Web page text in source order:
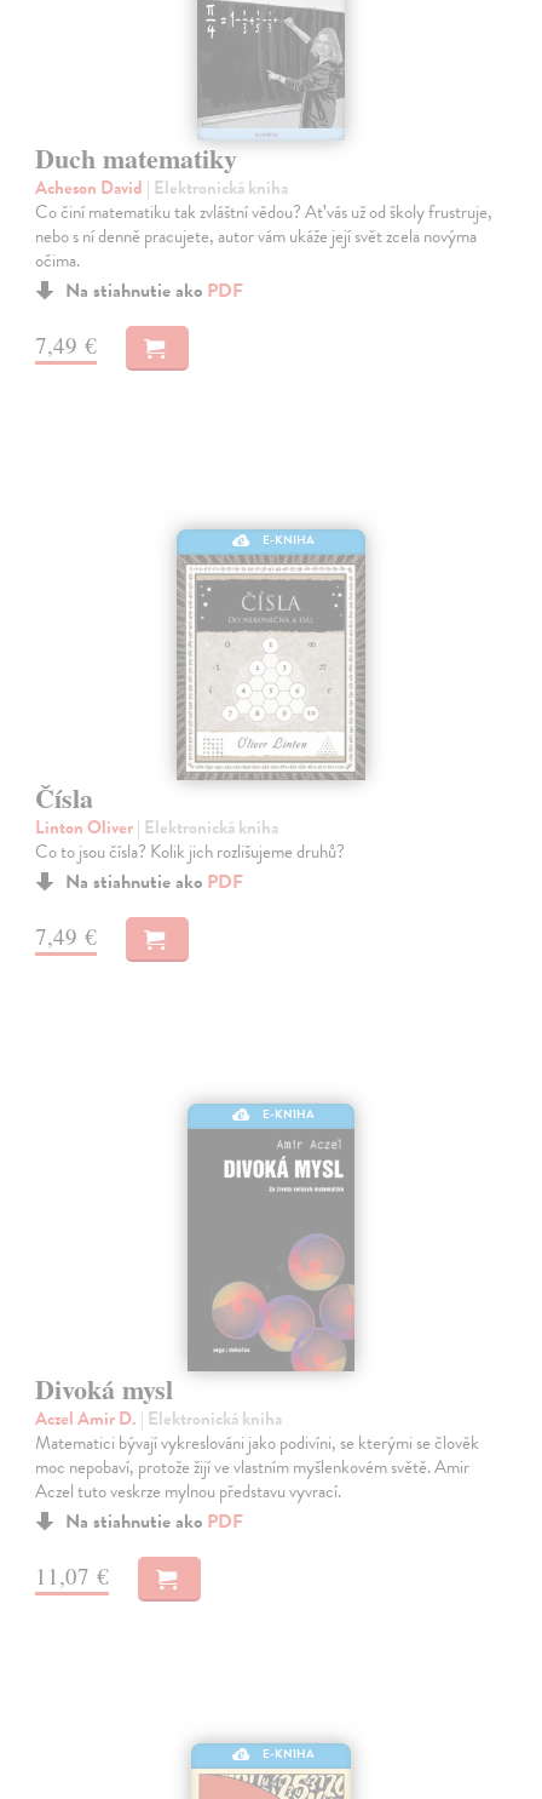
Duch matematiky
Acheson David | Elektronická kniha
Co činí matematiku tak zvláštní vědou? Ať vás už od školy frustruje,
nebo s ní denně pracujete, autor vám ukáže její svět zcela novýma
očima.
Na stiahnutie ako PDF
7,49 €
E-KNIHA
Čísla
Linton Oliver| Elektronická kniha
Co to jsou čísla? Kolik jich rozlišujeme druhů?
Na stiahnutie ako PDF
7,49 €
E-KNIHA
Divoká mysl
Aczel Amir D. | Elektronická kniha
Matematici bývají vykreslováni jako podivíni, se kterými se člověk
moc nepobaví, protože žijí ve vlastním myšlenkovém světě. Amir
Aczel tuto veskrze mylnou představu vyvrací.
Na stiahnutie ako PDF
11,07 €
E-KNIHA